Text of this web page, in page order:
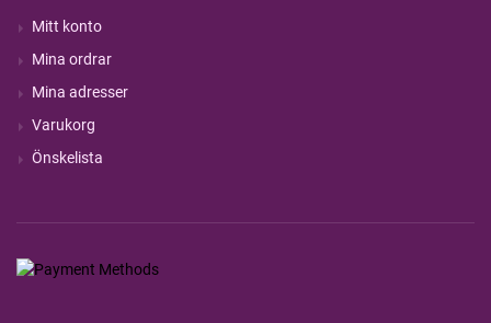
Mitt konto
Mina ordrar
Mina adresser
Varukorg
Önskelista